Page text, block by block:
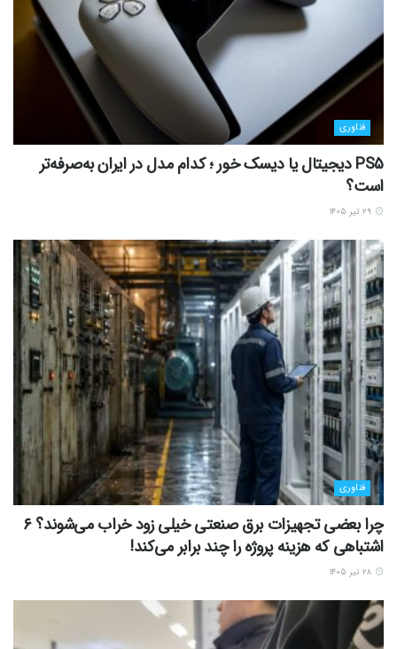
فناوری
PS5 دیجیتال یا دیسک خور ؛ کدام مدل در ایران به‌صرفه‌تر
است؟
فناوری
چرا بعضی تجهیزات برق صنعتی خیلی زود خراب می‌شوند؟ ۶
اشتباهی که هزینه پروژه را چند برابر می‌کند!